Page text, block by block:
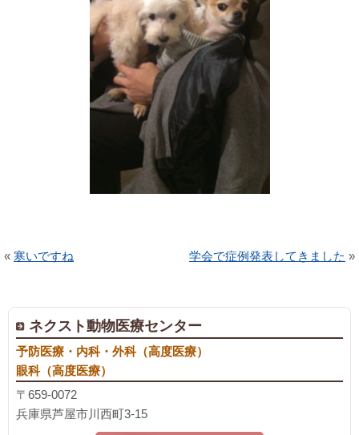
« 寒いですね 学会で症例発表してきました »
ネクスト動物医療センター
予防医療・内科・外科（高度医療）
眼科（高度医療）
〒659-0072
兵庫県芦屋市川西町3-15